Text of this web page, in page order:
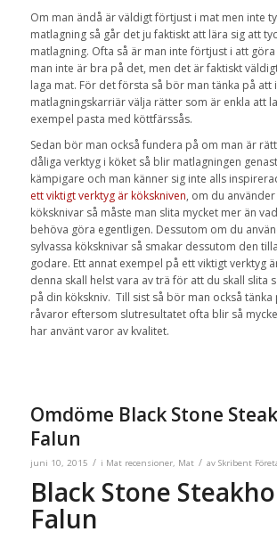
Om man ändå är väldigt förtjust i mat men inte
matlagning så går det ju faktiskt att lära sig att
matlagning. Ofta så är man inte förtjust i att
man inte är bra på det, men det är faktiskt
laga mat. För det första så bör man tänka på att
matlagningskarriär välja rätter som är enkla att
exempel pasta med köttfärssås.
Sedan bör man också fundera på om man är
dåliga verktyg i köket så blir matlagningen
kämpigare och man känner sig inte alls
ett viktigt verktyg är kökskniven, om du
köksknivar så måste man slita mycket mer än
behöva göra egentligen. Dessutom om du
sylvassa köksknivar så smakar dessutom den
godare. Ett annat exempel på ett viktigt verktyg
denna skall helst vara av trä för att du skall slita
på din kökskniv. Till sist så bör man också tänka
råvaror eftersom slutresultatet ofta blir så
har använt varor av kvalitet.
Omdöme Black Stone
Falun
juni 10, 2015 / i Mat recensioner, Mat / av Skribent
Black Stone
Falun